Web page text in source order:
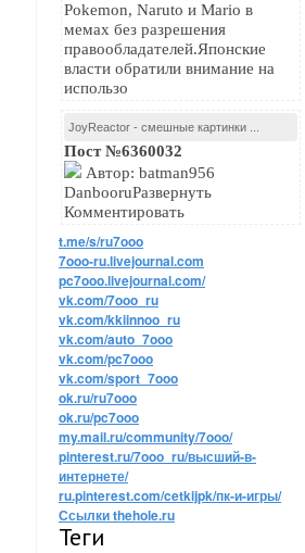
Pokemon, Naruto и Mario в
мемах без разрешения
правообладателей.Японские
власти обратили внимание на
использо
JoyReactor - смешные картинки ...
Пост №6360032
Автор: batman956
DanbooruРазвернуть
Комментировать
t.me/s/ru7ooo
7ooo-ru.livejournal.com
pc7ooo.livejournal.com/
vk.com/7ooo_ru
vk.com/kkiinnoo_ru
vk.com/auto_7ooo
vk.com/pc7ooo
vk.com/sport_7ooo
ok.ru/ru7ooo
ok.ru/pc7ooo
my.mail.ru/community/7ooo/
pinterest.ru/7ooo_ru/высший-в-
интернете/
ru.pinterest.com/cetkijpk/пк-и-игры/
Ссылки thehole.ru
Теги